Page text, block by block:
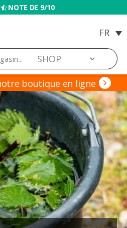
AUX MINEURS
boutique en ligne